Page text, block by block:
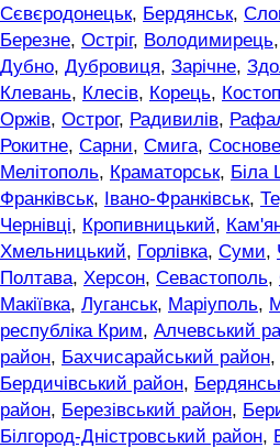
Сєвєродонецьк, Бердянськ,
Березне, Остріг, Володимирець,
Дубно, Дубровиця, Зарічне,
Клевань, Клесів, Корець,
Оржів, Острог, Радивилів,
Рокитне, Сарни, Смига, Соснове
Мелітополь, Краматорськ, Біла
Франківськ, Івано-Франківськ,
Чернівці, Кропивницький,
Хмельницький, Горлівка, Суми,
Полтава, Херсон, Севастополь,
Макіївка, Луганськ, Маріуполь,
республіка Крим, Алчевський
район, Бахчисарайський район,
Бердичівський район,
район, Березівський район,
Білгород-Дністровський район,